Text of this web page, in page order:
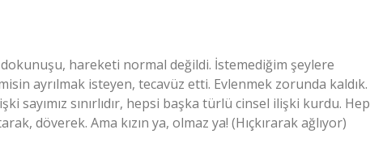
dokunuşu, hareketi normal değildi. İstemediğim şeylere
ayrılmak isteyen, tecavüz etti. Evlenmek zorunda kaldık.
sayımız sınırlıdır, hepsi başka türlü cinsel ilişki kurdu. Hep
döverek. Ama kızın ya, olmaz ya! (Hıçkırarak ağlıyor)